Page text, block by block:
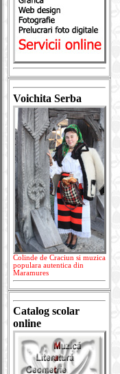
Voichita Serba
Colinde de Craciun si muzica
populara autentica din
Maramures
Catalog scolar
online